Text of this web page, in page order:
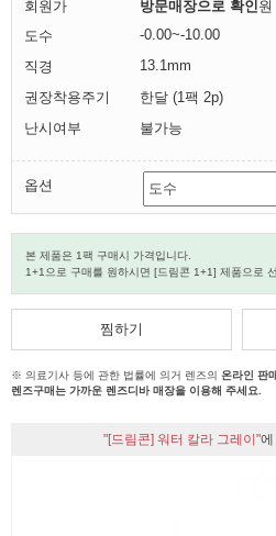
회원가
방문매장으로 확인원
도수
-0.00~-10.00
직경
13.1mm
권장착용주기
한달 (1팩 2p)
난시여부
불가능
옵션
본 제품은 1팩 구매시 가격입니다.
1+1으로 구매를 원하시면 [드림콘 1+1] 제품으로
찜하기
※ 의료기사 등에 관한 법률에 의거 렌즈의 온라인 판
렌즈구매는 가까운 렌즈디바 매장을 이용해 주세요.
"[드림콘] 워터 칼라 그레이"에